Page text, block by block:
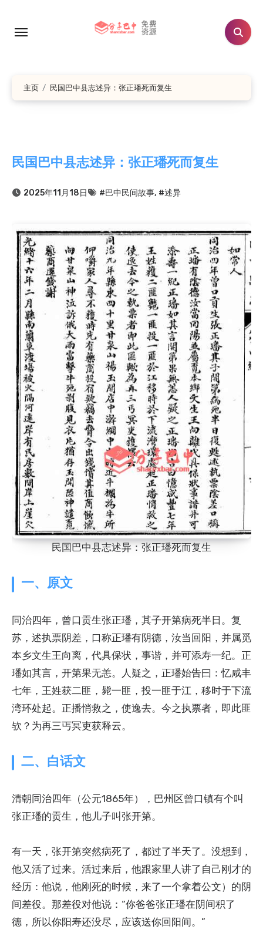
主页 民国巴中县志述异：张正璠死而复生
民国巴中县志述异：张正璠死而复生
2025年11月18日 #巴中民间故事, #述异
民国巴中县志述异：张正璠死而复生
一、原文
同治四年，曾口贡生张正璠，其子开第病死半日。复
苏，述执票阴差，口称正璠有阴德，汝当回阳，并属觅
本乡文生王向离，代具保状，事谐，并可添寿一纪。正
璠如其言，开第果无恙。人疑之，正璠始告曰：忆咸丰
七年，王姓获二匪，毙一匪，投一匪于江，移时于下流
湾环处起。正播悄救之，使逸去。今之执票者，即此匪
欤？为再三丐冥吏获释云。
二、白话文
清朝同治四年（公元1865年），巴州区曾口镇有个叫
张正璠的贡生，他儿子叫张开第。
有一天，张开第突然病死了，都过了半天了。没想到，
他又活了过来。活过来后，他跟家里人讲了自己刚才的
经历：他说，他刚死的时候，来了一个拿着公文）的阴
间差役。那差役对他说：“你爸爸张正璠在阴间积了
德，所以你阳寿还没尽，应该送你回阳间。”